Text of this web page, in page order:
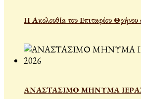
Η Ακολουθία του Επιταφίου
ΑΝΑΣΤΑΣΙΜΟ ΜΗΝΥΜΑ